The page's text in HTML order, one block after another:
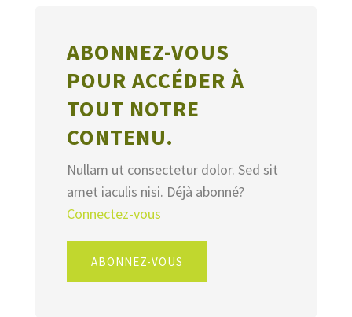
ABONNEZ-VOUS
POUR ACCÉDER À
TOUT NOTRE
CONTENU.
Nullam ut consectetur dolor. Sed sit
amet iaculis nisi. Déjà abonné?
Connectez-vous
ABONNEZ-VOUS